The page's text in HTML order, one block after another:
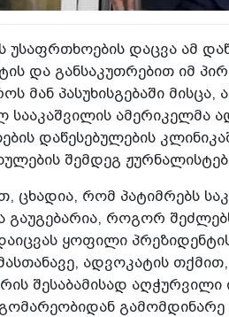
უსაფრთხოების დაცვა ამ
და განსაკუთრებით იმ
პასუხისგებაში მისცა,
სააკაშვილის ამერიკელმა
დაწესებულების
შემდეგ
ცხადია, რომ პატიმრებს
გაუგებარია, როგორ
ყოფილი
ადვოკატის
შესაბამისად